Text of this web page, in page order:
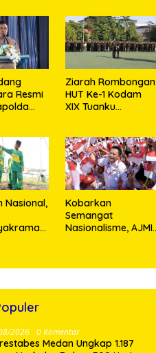
Resmi
Ziarah Rombongan
HUT Ke-1 Kodam
XIX Tuanku
Pahlawan Jadi
Teladan Prajurit
Nasional,
Kobarkan
Semangat
Nasionalisme, AJMI
Merah Putih
2026 0 Komentar
Medan Ungkap 1.187